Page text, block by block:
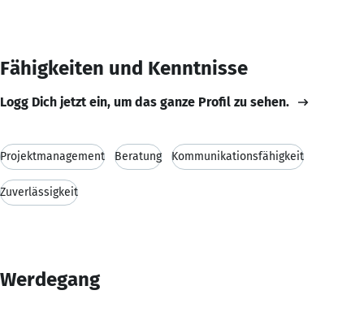
Fähigkeiten und Kenntnisse
Logg Dich jetzt ein, um das ganze Profil zu sehen.
Projektmanagement Beratung Kommunikationsfähigkeit
Zuverlässigkeit
Werdegang